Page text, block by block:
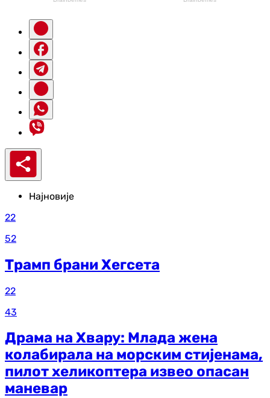
Најновије
22
52
Трамп брани Хегсета
22
43
Драма на Хвару: Млада жена
колабирала на морским стијенама,
пилот хеликоптера извео опасан
маневар